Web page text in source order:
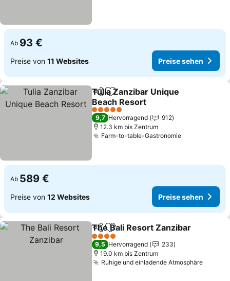
Ab 93 €
Preise von 11 Websites Preise sehen
TeilenZu Favoriten hinzufügen
Tulia Zanzibar Unique
Beach Resort
Preise sehen
5 Sterne
9,7 Hervorragend
912
12.3 km bis Zentrum
Farm-to-table-GastronomiePreise sehen
Ab 589 €
Preise von 12 Websites Preise sehen
TeilenZu Favoriten hinzufügen
The Bali Resort Zanzibar
4 Sterne
9,5 Hervorragend
233
19.0 km bis Zentrum
Ruhige und einladende AtmosphärePreise